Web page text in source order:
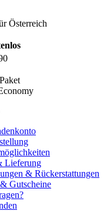
Österreich
Lieferung
& Rückerstattungen
Gutscheine